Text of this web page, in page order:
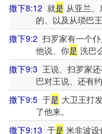
撒下8:12 就是 从亚兰
的、以及从琐巴
撒下9:2 扫罗家有一个
他说、你是 洗巴
撒下9:3 王说、扫罗家
巴对王说、还有
撒下9:5 于是 大卫王打
了他来。
撒下9:13 于是 米非波